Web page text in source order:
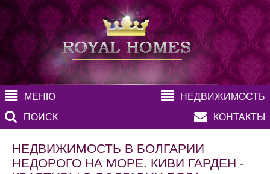
МЕНЮ
НЕДВИЖИМОСТЬ
ПОИСК
КОНТАКТЫ
НЕДВИЖИМОСТЬ В БОЛГАРИИ
НЕДОРОГО НА МОРЕ. КИВИ ГАРДЕН -